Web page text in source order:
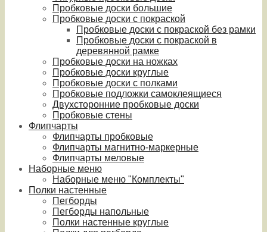
Пробковые доски большие
Пробковые доски с покраской
Пробковые доски с покраской без рамки
Пробковые доски с покраской в
деревянной рамке
Пробковые доски на ножках
Пробковые доски круглые
Пробковые доски с полками
Пробковые подложки самоклеящиеся
Двухсторонние пробковые доски
Пробковые стены
Флипчарты
Флипчарты пробковые
Флипчарты магнитно-маркерные
Флипчарты меловые
Наборные меню
Наборные меню "Комплекты"
Полки настенные
Пегборды
Пегборды напольные
Полки настенные круглые